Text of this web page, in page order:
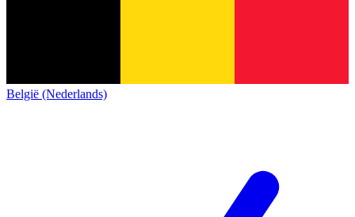
België (Nederlands)